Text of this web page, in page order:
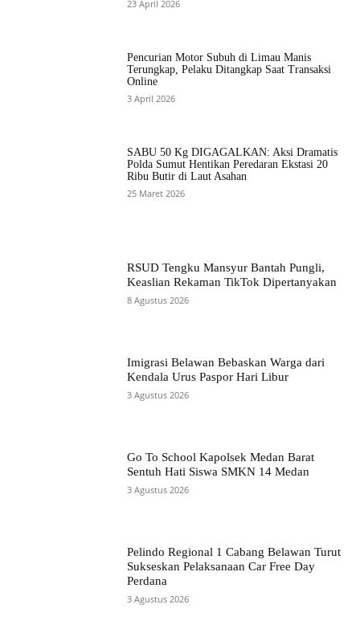
23 April 2026
Pencurian Motor Subuh di Limau Manis
Terungkap, Pelaku Ditangkap Saat Transaksi
Online
3 April 2026
SABU 50 Kg DIGAGALKAN: Aksi Dramatis
Polda Sumut Hentikan Peredaran Ekstasi 20
Ribu Butir di Laut Asahan
25 Maret 2026
RSUD Tengku Mansyur Bantah Pungli,
Keaslian Rekaman TikTok Dipertanyakan
8 Agustus 2026
Imigrasi Belawan Bebaskan Warga dari
Kendala Urus Paspor Hari Libur
3 Agustus 2026
Go To School Kapolsek Medan Barat
Sentuh Hati Siswa SMKN 14 Medan
3 Agustus 2026
Pelindo Regional 1 Cabang Belawan Turut
Sukseskan Pelaksanaan Car Free Day
Perdana
3 Agustus 2026